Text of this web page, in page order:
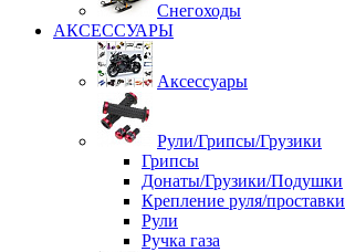
Снегоходы
АКСЕССУАРЫ
Аксессуары
Рули/Грипсы/Грузики
Грипсы
Донаты/Грузики/Подушки
Крепление руля/проставки
Рули
Ручка газа